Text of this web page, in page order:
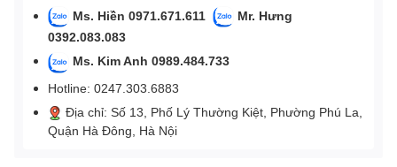
Ms. Hiền 0971.671.611
Mr. Hưng
0392.083.083
Ms. Kim Anh 0989.484.733
Hotline: 0247.303.6883
Địa chỉ: Số 13, Phố Lý Thường Kiệt, Phường Phú La,
Quận Hà Đông, Hà Nội